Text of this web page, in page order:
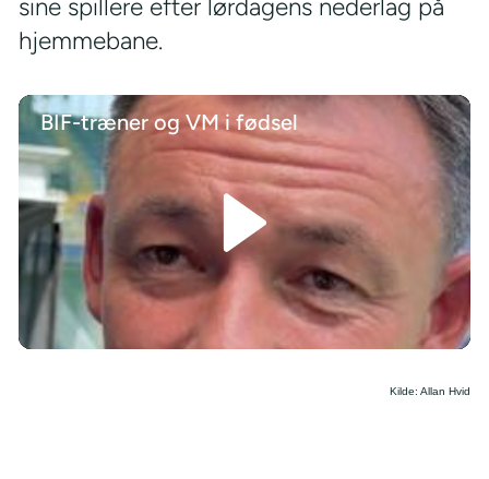
sine spillere efter lørdagens nederlag på
hjemmebane.
BIF-træner og VM i fødsel
Kilde: Allan Hvid